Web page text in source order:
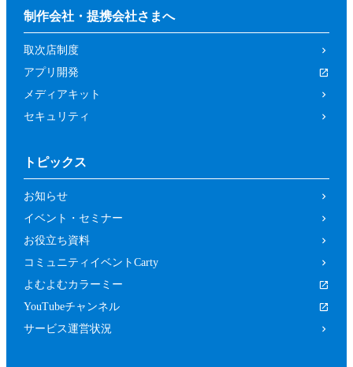
制作会社・提携会社さまへ
取次店制度
アプリ開発
メディアキット
セキュリティ
トピックス
お知らせ
イベント・セミナー
お役立ち資料
コミュニティイベントCarty
よむよむカラーミー
YouTubeチャンネル
サービス運営状況